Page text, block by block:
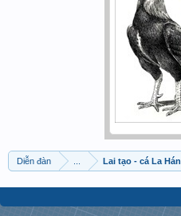
Diễn đàn Lai tạo - cá La Hán